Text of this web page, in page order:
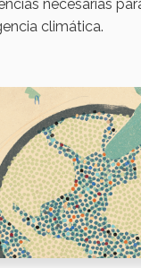
necesarias
climática.